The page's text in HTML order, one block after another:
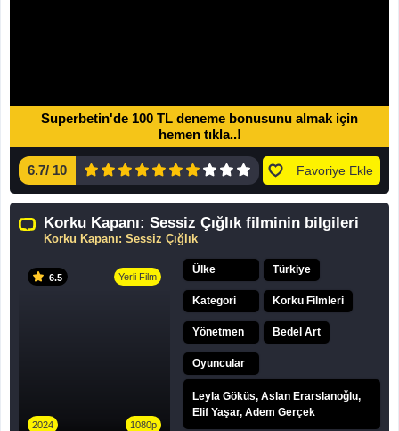
Superbetin'de 100 TL deneme bonusunu almak için
hemen tıkla..!
6.7/ 10 Favoriye Ekle
Korku Kapanı: Sessiz Çığlık filminin bilgileri
Korku Kapanı: Sessiz Çığlık
6.5 Yerli Film
2024 1080p
Ülke Türkiye
Kategori Korku Filmleri
Yönetmen Bedel Art
Oyuncular
Leyla Göküs, Aslan Erarslanoğlu,
Elif Yaşar, Adem Gerçek